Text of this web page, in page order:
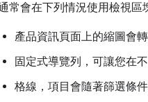
常會在下列情況使用檢視區
產品資訊頁面上的縮圖會
固定式導覽列，可讓您在
格線，項目會隨著篩選條件